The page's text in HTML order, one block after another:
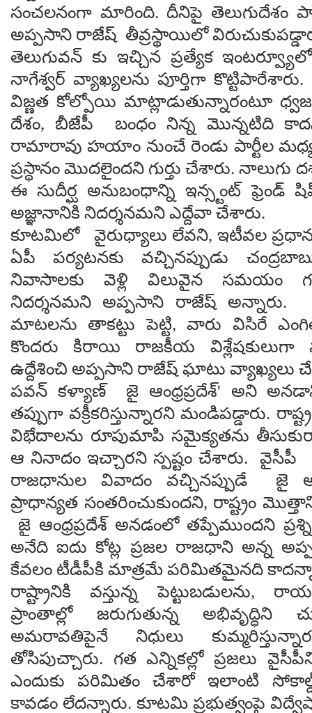
సంచలనంగా మారింది. దీనిపై తెలుగుదేశం
అప్పసాని రాజేష్ తీవ్రస్థాయిలో
తెలుగువన్ కు ఇచ్చిన ప్రత్యేక
నాగేశ్వర్ వ్యాఖ్యలను పూర్తిగా
విజ్ణత కోల్పోయి మాట్లాడుతున్నారంటూ
దేశం, బీజేపీ బంధం నిన్న మొన్నటిది
రామారావు హయాం నుంచే రెండు పార్టీల
ప్రస్థానం మొదలైందని గుర్తు చేశారు. నాలుగు
ఈ సుదీర్ఘ అనుబంధాన్ని ఇన్స్టంట్ ఫ్రెండ్
అజ్ఞానానికి నిదర్శనమని ఎద్దేవా చేశారు.
కూటమిలో వైరుధ్యాలు లేవని, ఇటీవల
ఏపీ పర్యటనకు వచ్చినప్పుడు
నివాసాలకు వెళ్లి విలువైన సమయం
నిదర్శనమని అప్పసాని రాజేష్ అన్నారు.
మాటలను తాకట్టు పెట్టి, వారు విసిరే
కొందరు కిరాయి రాజకీయ
ఉద్దేశించి అప్పసాని రాజేష్ ఘాటు వ్యాఖ్యలు
పవన్ కళ్యాణ్ జై ఆంధ్రప్రదేశ్' అని
తప్పుగా వక్రీకరిస్తున్నారని మండిపడ్డారు.
విభేదాలను రూపుమాపి సమైక్యతను
ఆ నినాదం ఇచ్చారని స్పష్టం చేశారు.
రాజధానుల వివాదం వచ్చినప్పుడే జై
ప్రాధాన్యత సంతరించుకుందని, రాష్ట్రం
జై ఆంధ్రప్రదేశ్ అనడంలో తప్పేముందని
అనేది ఐదు కోట్ల ప్రజల రాజధాని అన్న
కేవలం టీడీపీకి మాత్రమే పరిమితమైనది
రాష్ట్రానికి వస్తున్న పెట్టుబడులను,
ప్రాంతాల్లో జరుగుతున్న అభివృద్ధిని
అమరావతిపైనే నిధులు
తోసిపుచ్చారు. గత ఎన్నికల్లో ప్రజలు
ఎందుకు పరిమితం చేశారో ఇలాంటి సోకాల్డ్
కావడం లేదన్నారు. కూటమి ప్రభుత్వంపై